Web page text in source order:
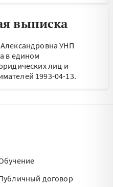
выписка
УНП
в едином
лиц и
1993-04-13.
договор